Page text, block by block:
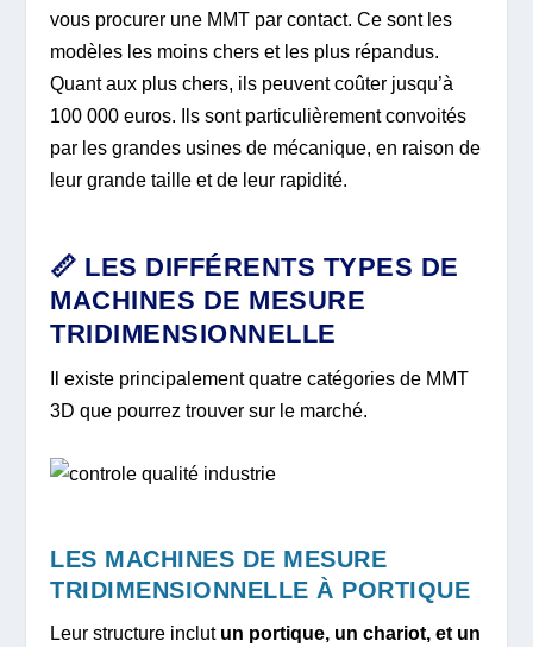
vous procurer une MMT par contact. Ce sont les
modèles les moins chers et les plus répandus.
Quant aux plus chers, ils peuvent coûter jusqu’à
100 000 euros. Ils sont particulièrement convoités
par les grandes usines de mécanique, en raison de
leur grande taille et de leur rapidité.
📏 LES DIFFÉRENTS TYPES DE
MACHINES DE MESURE
TRIDIMENSIONNELLE
Il existe principalement quatre catégories de MMT
3D que pourrez trouver sur le marché.
LES MACHINES DE MESURE
TRIDIMENSIONNELLE À PORTIQUE
Leur structure inclut un portique, un chariot, et un